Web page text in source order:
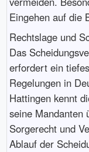
Eingehen auf die
Rechtslage und
Das
erfordert ein
Regelungen in
Hattingen kennt
seine Mandanten
Sorgerecht und
Ablauf der